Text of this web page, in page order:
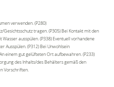
verwenden. (P280)
Gesichtsschutz tragen. (P305) Bei Kontakt mit den
ausspülen. (P338) Eventuell vorhandene
Ausspülen. (P312) Bei Unwohlsein
einem gut gelüfteten Ort aufbewahren. (P233)
des Inhalts/des Behälters gemäß den
Vorschriften.